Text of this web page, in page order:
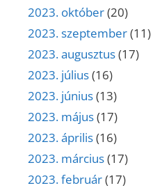
2023. október(20)
2023. szeptember(11)
2023. augusztus(17)
2023. július(16)
2023. június(13)
2023. május(17)
2023. április(16)
2023. március(17)
2023. február(17)